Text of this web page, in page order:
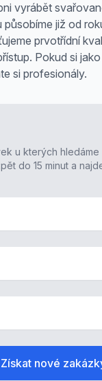
vyrábět
již od
prvotřídní
Pokud si jako
si profesionály.
u kterých hledáme
do 15 minut a
Získat nové